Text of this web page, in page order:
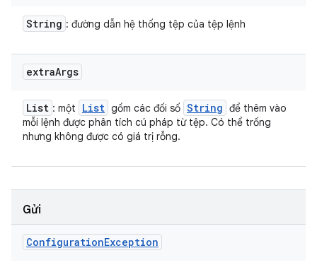
String : đường dẫn hệ thống tệp của tệp lệnh
extraArgs
List : một List gồm các đối số String để thêm vào
mỗi lệnh được phân tích cú pháp từ tệp. Có thể trống
nhưng không được có giá trị rỗng.
Gửi
ConfigurationException